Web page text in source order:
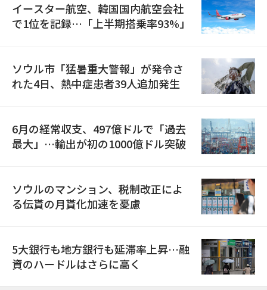
イースター航空、韓国国内航空会社
で1位を記録…「上半期搭乗率93%」
ソウル市「猛暑重大警報」が発令さ
れた4日、熱中症患者39人追加発生
6月の経常収支、497億ドルで「過去
最大」…輸出が初の1000億ドル突破
ソウルのマンション、税制改正によ
る伝貰の月貰化加速を憂慮
5大銀行も地方銀行も延滞率上昇…融
資のハードルはさらに高く